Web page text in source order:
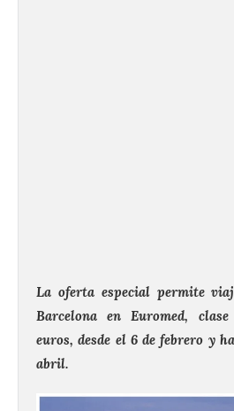
La oferta especial permite
Barcelona en Euromed,
euros, desde el 6 de febrero y
abril.